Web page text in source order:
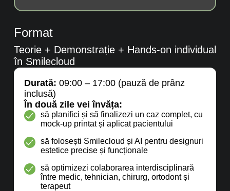
Format
Teorie + Demonstrație + Hands-on individual
în Smilecloud
Durată: 09:00 – 17:00 (pauză de prânz
inclusă)
În două zile vei învăța:
să planifici și să finalizezi un caz complet, cu
mock-up printat și aplicat pacientului
să folosești Smilecloud și AI pentru designuri
estetice precise și funcționale
să optimizezi colaborarea interdisciplinară
între medic, tehnician, chirurg, ortodont și
terapeut